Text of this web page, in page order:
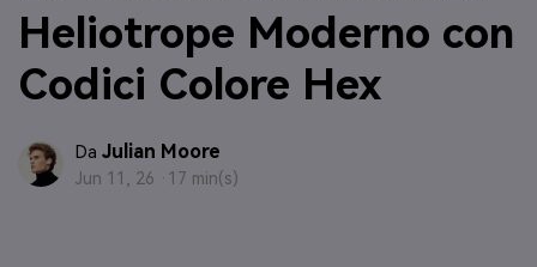
Heliotrope Moderno con
Codici Colore Hex
Da Julian Moore
Jun 11, 26 · 17 min(s)